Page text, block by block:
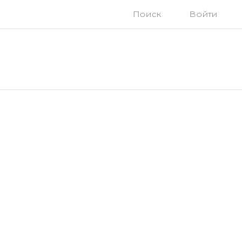
Поиск Войти